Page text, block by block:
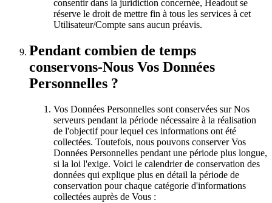
consentir dans la juridiction concernée, Headout se
réserve le droit de mettre fin à tous les services à cet
Utilisateur/Compte sans aucun préavis.
Pendant combien de temps
conservons-Nous Vos Données
Personnelles ?
Vos Données Personnelles sont conservées sur Nos
serveurs pendant la période nécessaire à la réalisation
de l'objectif pour lequel ces informations ont été
collectées. Toutefois, nous pouvons conserver Vos
Données Personnelles pendant une période plus longue,
si la loi l'exige. Voici le calendrier de conservation des
données qui explique plus en détail la période de
conservation pour chaque catégorie d'informations
collectées auprès de Vous :